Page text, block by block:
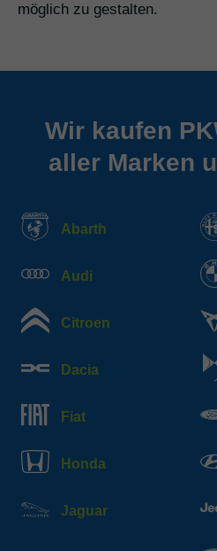
möglich zu gestalten.
Wir kaufen
aller Marken
Abarth
Audi
Citroen
Dacia
Fiat
Honda
Jaguar